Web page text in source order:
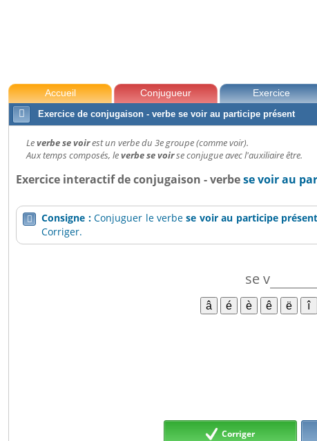
Accueil Conjugueur Exercice

Exercice de conjugaison - verbe se voir au participe présent
Leverbe se voirest un verbe du 3e groupe (comme voir).
Aux temps composés, leverbe se voirse conjugue avec l'auxiliaire être.
Exercice interactif de conjugaison - verbese voir au
 Consigne :Conjuguer le verbese voir au participe présent
Corriger.
sev
Corriger